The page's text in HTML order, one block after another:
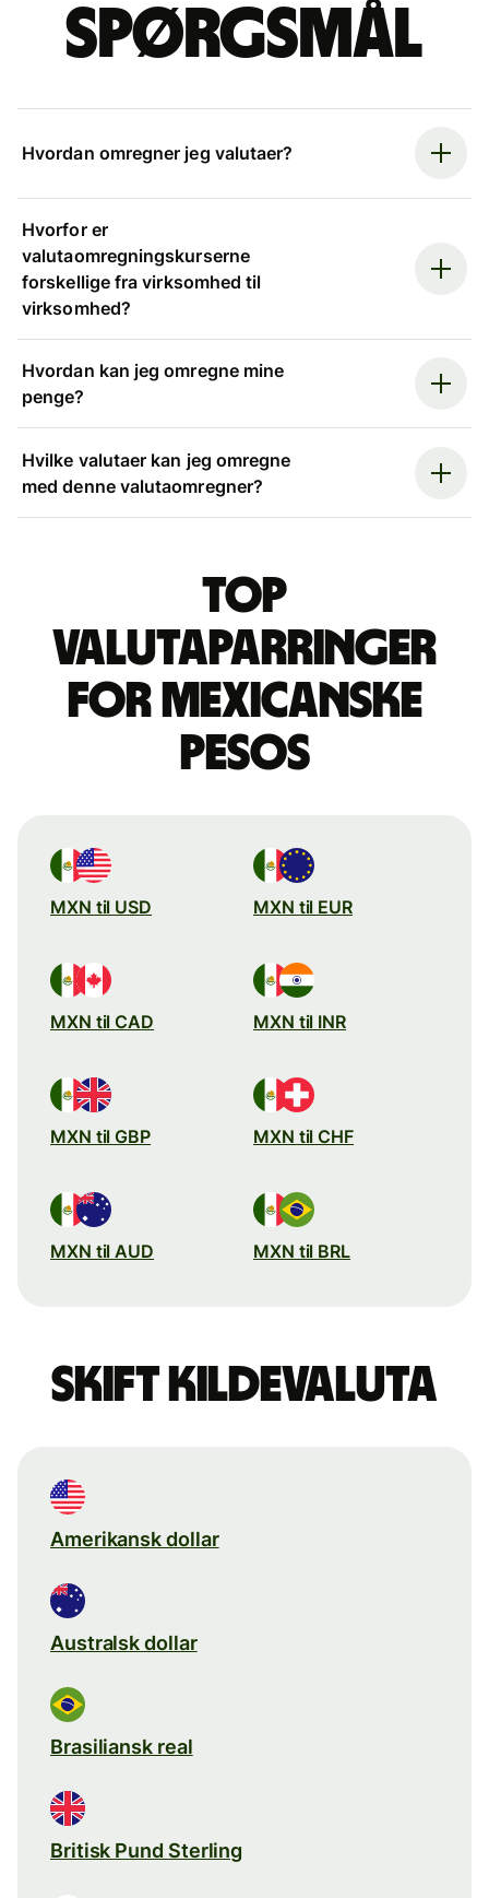
spørgsmål
Hvordan omregner jeg valutaer?
Hvorfor er
valutaomregningskurserne
forskellige fra virksomhed til
virksomhed?
Hvordan kan jeg omregne mine
penge?
Hvilke valutaer kan jeg omregne
med denne valutaomregner?
Top
valutaparringer
for mexicanske
pesos
MXN til USD MXN til EUR
MXN til CAD MXN til INR
MXN til GBP MXN til CHF
MXN til AUD MXN til BRL
Skift kildevaluta
Amerikansk dollar
Australsk dollar
Brasiliansk real
Britisk Pund Sterling